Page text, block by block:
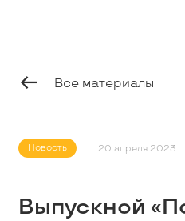
Студентам
Школьникам
Все материалы
Новость 20 апреля 2023
Выпускной